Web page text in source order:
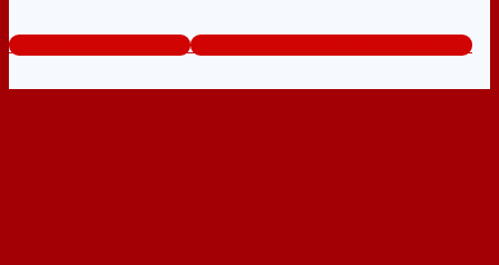
www.cuathepcuago.com Tổng đài tư vấn miễn phí: 0824.400.400